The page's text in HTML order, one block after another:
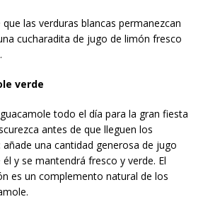
las verduras blancas permanezcan
cucharadita de jugo de limón fresco
verde
todo el día para la gran fiesta
antes de que lleguen los
una cantidad generosa de jugo
y se mantendrá fresco y verde. El
es un complemento natural de los